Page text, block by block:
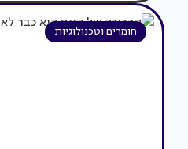
חומרים וטכנולוגיות